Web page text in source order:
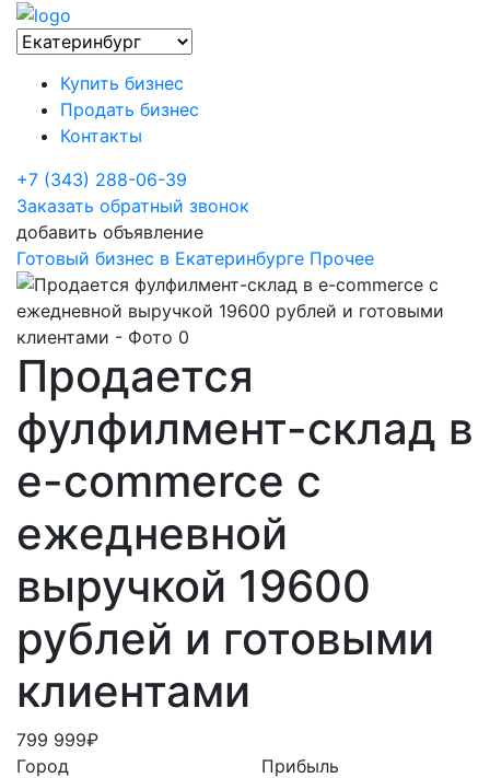
Купить бизнес
Продать бизнес
Контакты
+7 (343) 288-06-39
Заказать обратный звонок
добавить объявление
Готовый бизнес в Екатеринбурге Прочее
Продается
фулфилмент-склад в
e-commerce с
ежедневной
выручкой 19600
рублей и готовыми
клиентами
799 999₽
Город
Прибыль